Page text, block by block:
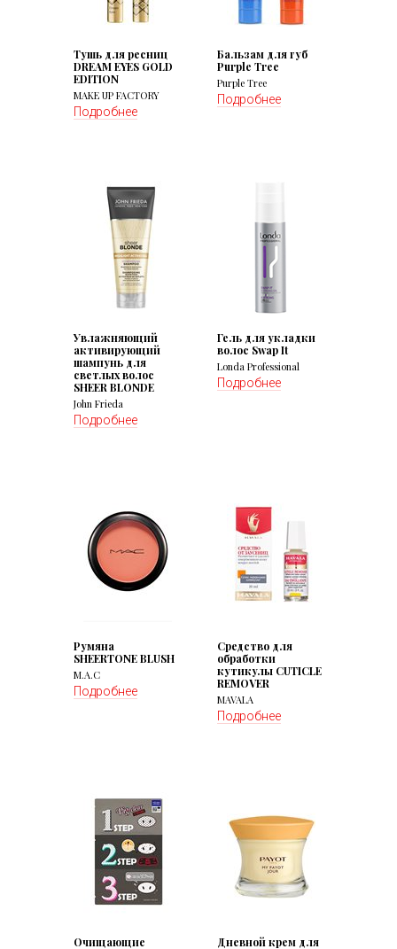
Тушь для ресниц
DREAM EYES GOLD
EDITION
MAKE UP FACTORY
Подробнее
Бальзам для губ
Purple Tree
Purple Tree
Подробнее
Увлажняющий
активирующий
шампунь для
светлых волос
SHEER BLONDE
John Frieda
Подробнее
Гель для укладки
волос Swap It
Londa Professional
Подробнее
Румяна
SHEERTONE BLUSH
M.A.C
Подробнее
Средство для
обработки
кутикулы CUTICLE
REMOVER
MAVALA
Подробнее
Очищающие
Дневной крем для